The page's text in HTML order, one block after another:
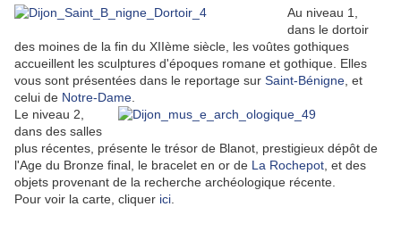
Au niveau 1,
dans le dortoir
des moines de la fin du XIIème siècle, les voûtes gothiques
accueillent les sculptures d'époques romane et gothique. Elles
vous sont présentées dans le reportage sur Saint-Bénigne , et
celui de Notre-Dame
Le niveau 2,
dans des salles
plus récentes, présente le trésor de Blanot, prestigieux dépôt de
l'Age du Bronze final, le bracelet en or de La Rochepot , et des
objets provenant de la recherche archéologique récente.
Pour voir la carte, cliquer ici